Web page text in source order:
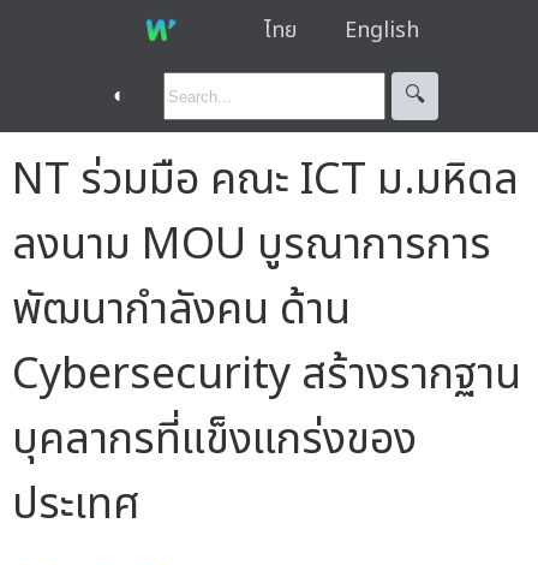
ไทย English
◐ 🔍︎
NT ร่วมมือ คณะ ICT ม.มหิดล
ลงนาม MOU บูรณาการการ
พัฒนากำลังคน ด้าน
Cybersecurity สร้างรากฐาน
บุคลากรที่แข็งแกร่งของ
ประเทศ